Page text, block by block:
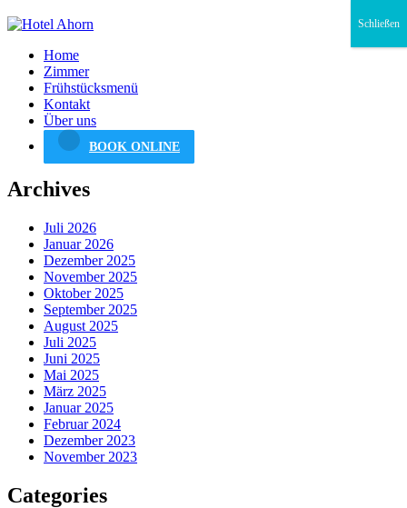
Home
Zimmer
Frühstücksmenü
Kontakt
Über uns
BOOK ONLINE
Archives
Juli 2026
Januar 2026
Dezember 2025
November 2025
Oktober 2025
September 2025
August 2025
Juli 2025
Juni 2025
Mai 2025
März 2025
Januar 2025
Februar 2024
Dezember 2023
November 2023
Categories
Schließen